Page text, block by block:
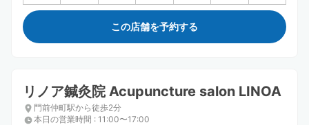
この店舗を予約する
リノア鍼灸院 Acupuncture salon LINOA
門前仲町駅から徒歩2分
本日の営業時間 : 11:00〜17:00